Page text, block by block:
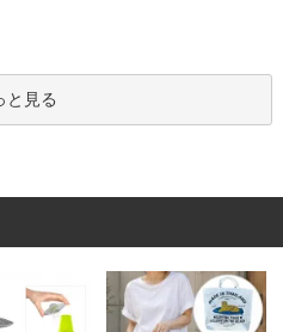
と見る